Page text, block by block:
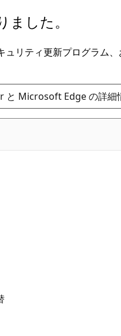
した。
リティ更新プログラム
Microsoft Edge の詳細